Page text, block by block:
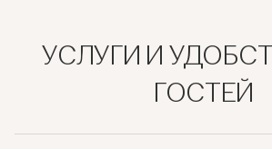
УСЛУГИ И
ГОСТЕЙ